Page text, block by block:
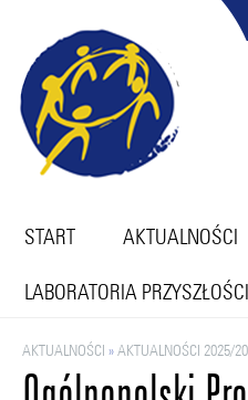
START AKTUALNOŚCI
LABORATORIA PRZYSZŁOŚCI
AKTUALNOŚCI »AKTUALNOŚCI 2025/